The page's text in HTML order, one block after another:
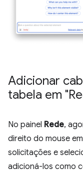
Adicionar
tabela em
No painel Rede,
direito do mouse
solicitações e
adicioná-los como